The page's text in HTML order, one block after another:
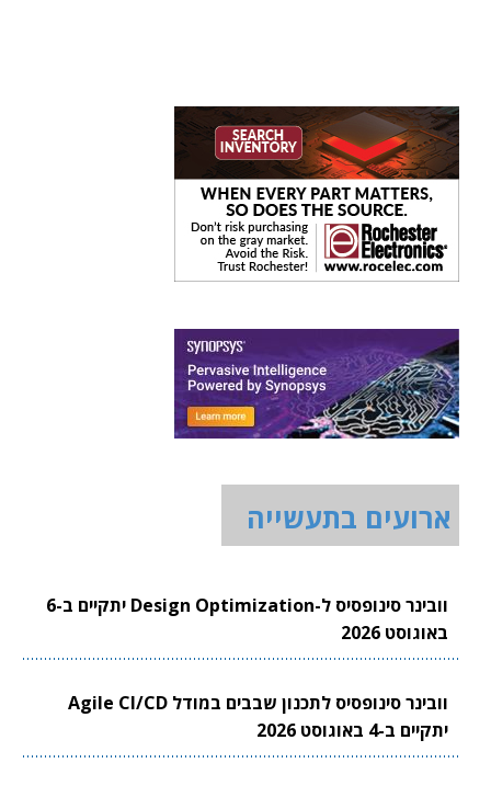
ארועים בתעשייה
וובינר סינופסיס ל-Design Optimization יתקיים ב-6
באוגוסט 2026
וובינר סינופסיס לתכנון שבבים במודל Agile CI/CD
יתקיים ב-4 באוגוסט 2026